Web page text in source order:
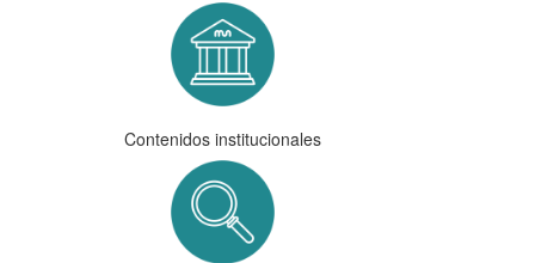
Contenidos institucionales